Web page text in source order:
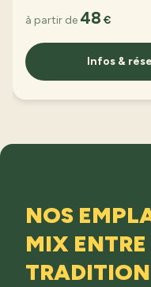
à partir de 48 €
Infos &
NOS
MIX
TRADITION